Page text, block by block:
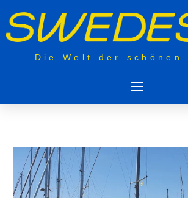
Die Welt der schönen